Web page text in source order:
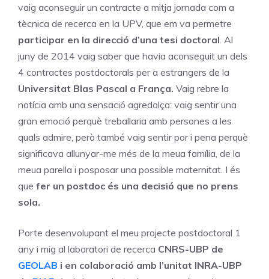
vaig aconseguir un contracte a mitja jornada com a
tècnica de recerca en la UPV, que em va permetre
participar en la direcció d’una tesi doctoral . Al
juny de 2014 vaig saber que havia aconseguit un dels
4 contractes postdoctorals per a estrangers de la
Universitat Blas Pascal a França. Vaig rebre la
notícia amb una sensació agredolça: vaig sentir una
gran emoció perquè treballaria amb persones a les
quals admire, però també vaig sentir por i pena perquè
significava allunyar-me més de la meua família, de la
meua parella i posposar una possible maternitat. I és
que fer un postdoc és una decisió que no prens
sola.
Porte desenvolupant el meu projecte postdoctoral 1
any i mig al laboratori de recerca CNRS-UBP de
GEOLAB i en colaboració amb l’unitat INRA-UBP